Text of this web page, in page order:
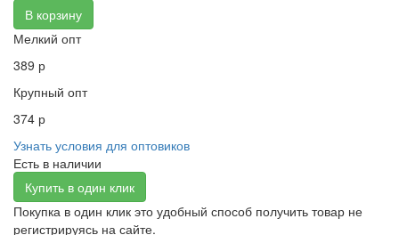
В корзину
Мелкий опт
389 р
Крупный опт
374 р
Узнать условия для оптовиков
Есть в наличии
Купить в один клик
Покупка в один клик это удобный способ получить товар не
регистрируясь на сайте.